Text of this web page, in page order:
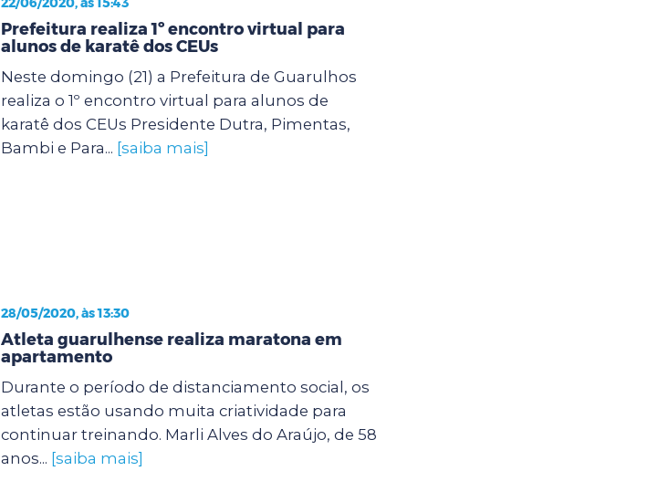
Prefeitura realiza 1º encontro virtual para
alunos de karatê dos CEUs
Neste domingo (21) a Prefeitura de Guarulhos
realiza o 1º encontro virtual para alunos de
karatê dos CEUs Presidente Dutra, Pimentas,
Bambi e Para... [saiba mais]
28/05/2020, às 13:30
Atleta guarulhense realiza maratona em
apartamento
Durante o período de distanciamento social, os
atletas estão usando muita criatividade para
continuar treinando. Marli Alves do Araújo, de 58
anos... [saiba mais]